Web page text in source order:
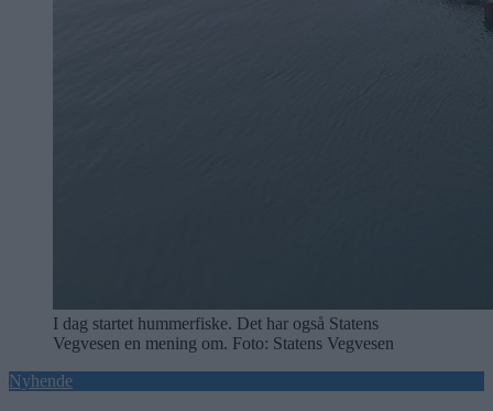
I dag startet hummerfiske. Det har også Statens
Vegvesen en mening om. Foto: Statens Vegvesen
Nyhende